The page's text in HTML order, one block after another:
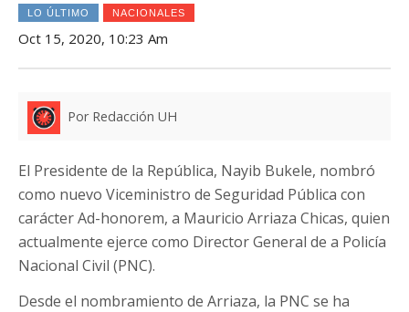
LO ÚLTIMO NACIONALES
Oct 15, 2020, 10:23 Am
Por Redacción UH
El Presidente de la República, Nayib Bukele, nombró
como nuevo Viceministro de Seguridad Pública con
carácter Ad-honorem, a Mauricio Arriaza Chicas, quien
actualmente ejerce como Director General de a Policía
Nacional Civil (PNC).
Desde el nombramiento de Arriaza, la PNC se ha